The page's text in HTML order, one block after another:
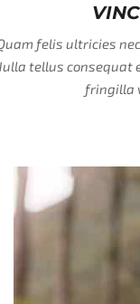
Quam felis ultricies
Nulla tellus